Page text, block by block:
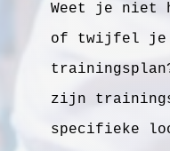
Weet je niet
of twijfel je
zijn
specifieke